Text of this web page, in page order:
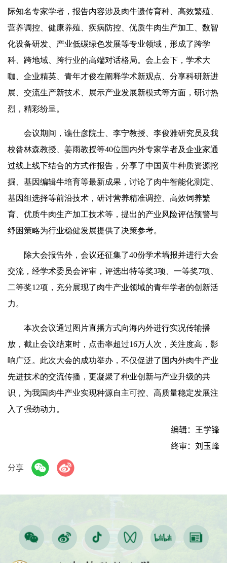
际知名专家学者，报告内容涉及肉牛遗传育种、高效繁殖、
营养调控、健康养殖、疾病防控、优质牛肉生产加工、数智
化设备研发、产业低碳绿色发展等专业领域，形成了跨学
科、跨地域、跨行业的高端对话格局。会上会下，学术大
咖、企业精英、青年才俊在阐释学术新观点、分享科研新进
展、交流生产新技术、展示产业发展新模式等方面，研讨热
烈，精彩纷呈。
会议期间，谯仕彦院士、李宁教授、李俊雅研究员及我
校昝林森教授、姜雨教授等40位国内外专家学者及企业家通
过线上线下结合的方式作报告，分享了中国黄牛种质资源挖
掘、基因编辑牛培育等最新成果，讨论了肉牛智能化测定、
基因组选择等前沿技术，研讨营养精准调控、高效饲养繁
育、优质牛肉生产加工技术等，提出的产业风险评估预警与
纾困策略为行业稳健发展提供了决策参考。
除大会报告外，会议还征集了40份学术墙报并进行大会
交流，经学术委员会评审，评选出特等奖3项、一等奖7项、
二等奖12项，充分展现了肉牛产业领域的青年学者的创新活
力。
本次会议通过图片直播方式向海内外进行实况传输播
放，截止会议结束时，点击率超过16万人次，关注度高，影
响广泛。此次大会的成功举办，不仅促进了国内外肉牛产业
先进技术的交流传播，更凝聚了种业创新与产业升级的共
识，为我国肉牛产业实现种源自主可控、高质量稳定发展注
入了强劲动力。
编辑：王学锋
终审：刘玉峰
分享